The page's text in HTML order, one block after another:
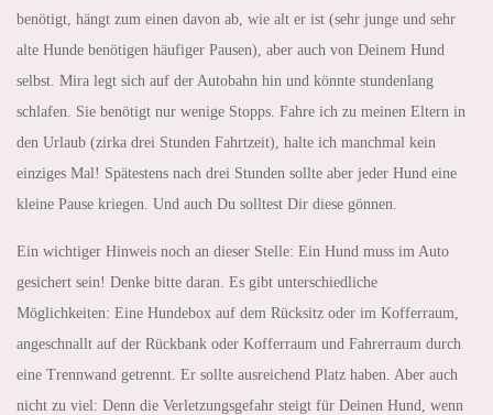
benötigt, hängt zum einen davon ab, wie alt er ist (sehr junge und sehr
alte Hunde benötigen häufiger Pausen), aber auch von Deinem Hund
selbst. Mira legt sich auf der Autobahn hin und könnte stundenlang
schlafen. Sie benötigt nur wenige Stopps. Fahre ich zu meinen Eltern in
den Urlaub (zirka drei Stunden Fahrtzeit), halte ich manchmal kein
einziges Mal! Spätestens nach drei Stunden sollte aber jeder Hund eine
kleine Pause kriegen. Und auch Du solltest Dir diese gönnen.
Ein wichtiger Hinweis noch an dieser Stelle: Ein Hund muss im Auto
gesichert sein! Denke bitte daran. Es gibt unterschiedliche
Möglichkeiten: Eine Hundebox auf dem Rücksitz oder im Kofferraum,
angeschnallt auf der Rückbank oder Kofferraum und Fahrerraum durch
eine Trennwand getrennt. Er sollte ausreichend Platz haben. Aber auch
nicht zu viel: Denn die Verletzungsgefahr steigt für Deinen Hund, wenn